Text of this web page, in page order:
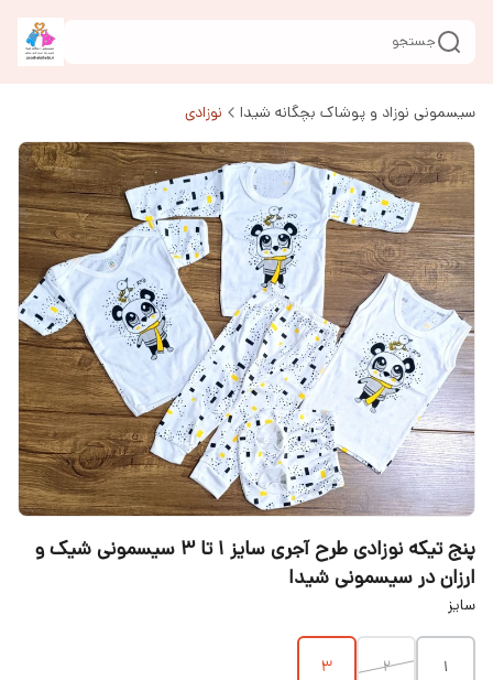
جستجو
سیسمونی نوزاد و پوشاک بچگانه شیدا نوزادی
پنج تیکه نوزادی طرح آجری سایز ۱ تا ۳ سیسمونی شیک و
ارزان در سیسمونی شیدا
سایز
۱ ۲ ۳